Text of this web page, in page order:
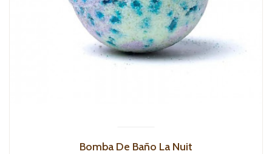
Bomba De Baño La Nuit